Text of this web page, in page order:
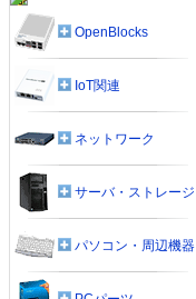
OpenBlocks
IoT関連
ネットワーク
サーバ・ストレージ
パソコン・周辺機器